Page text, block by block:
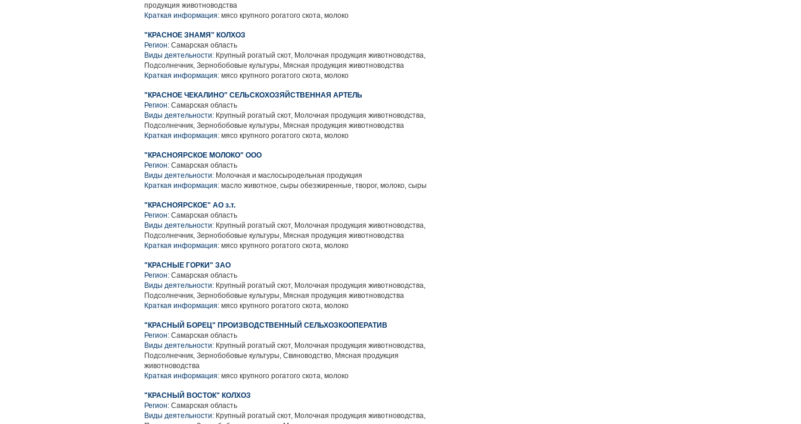
продукция животноводства
Краткая информация: мясо крупного рогатого скота, молоко
"КРАСНОЕ ЗНАМЯ" КОЛХОЗ
Регион: Самарская область
Виды деятельности: Крупный рогатый скот, Молочная продукция животноводства,
Подсолнечник, Зернобобовые культуры, Мясная продукция животноводства
Краткая информация: мясо крупного рогатого скота, молоко
"КРАСНОЕ ЧЕКАЛИНО" СЕЛЬСКОХОЗЯЙСТВЕННАЯ АРТЕЛЬ
Регион: Самарская область
Виды деятельности: Крупный рогатый скот, Молочная продукция животноводства,
Подсолнечник, Зернобобовые культуры, Мясная продукция животноводства
Краткая информация: мясо крупного рогатого скота, молоко
"КРАСНОЯРСКОЕ МОЛОКО" ООО
Регион: Самарская область
Виды деятельности: Молочная и маслосыродельная продукция
Краткая информация: масло животное, сыры обезжиренные, творог, молоко, сыры
"КРАСНОЯРСКОЕ" АО з.т.
Регион: Самарская область
Виды деятельности: Крупный рогатый скот, Молочная продукция животноводства,
Подсолнечник, Зернобобовые культуры, Мясная продукция животноводства
Краткая информация: мясо крупного рогатого скота, молоко
"КРАСНЫЕ ГОРКИ" ЗАО
Регион: Самарская область
Виды деятельности: Крупный рогатый скот, Молочная продукция животноводства,
Подсолнечник, Зернобобовые культуры, Мясная продукция животноводства
Краткая информация: мясо крупного рогатого скота, молоко
"КРАСНЫЙ БОРЕЦ" ПРОИЗВОДСТВЕННЫЙ СЕЛЬХОЗКООПЕРАТИВ
Регион: Самарская область
Виды деятельности: Крупный рогатый скот, Молочная продукция животноводства,
Подсолнечник, Зернобобовые культуры, Свиноводство, Мясная продукция
животноводства
Краткая информация: мясо крупного рогатого скота, молоко
"КРАСНЫЙ ВОСТОК" КОЛХОЗ
Регион: Самарская область
Виды деятельности: Крупный рогатый скот, Молочная продукция животноводства,